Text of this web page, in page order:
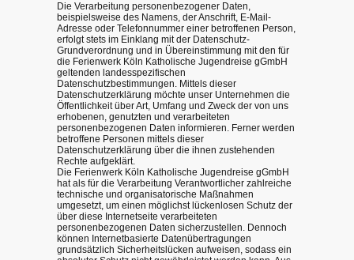
Die Verarbeitung personenbezogener Daten,
beispielsweise des Namens, der Anschrift, E-Mail-
Adresse oder Telefonnummer einer betroffenen Person,
erfolgt stets im Einklang mit der Datenschutz-
Grundverordnung und in Übereinstimmung mit den für
die Ferienwerk Köln Katholische Jugendreise gGmbH
geltenden landesspezifischen
Datenschutzbestimmungen. Mittels dieser
Datenschutzerklärung möchte unser Unternehmen die
Öffentlichkeit über Art, Umfang und Zweck der von uns
erhobenen, genutzten und verarbeiteten
personenbezogenen Daten informieren. Ferner werden
betroffene Personen mittels dieser
Datenschutzerklärung über die ihnen zustehenden
Rechte aufgeklärt.
Die Ferienwerk Köln Katholische Jugendreise gGmbH
hat als für die Verarbeitung Verantwortlicher zahlreiche
technische und organisatorische Maßnahmen
umgesetzt, um einen möglichst lückenlosen Schutz der
über diese Internetseite verarbeiteten
personenbezogenen Daten sicherzustellen. Dennoch
können Internetbasierte Datenübertragungen
grundsätzlich Sicherheitslücken aufweisen, sodass ein